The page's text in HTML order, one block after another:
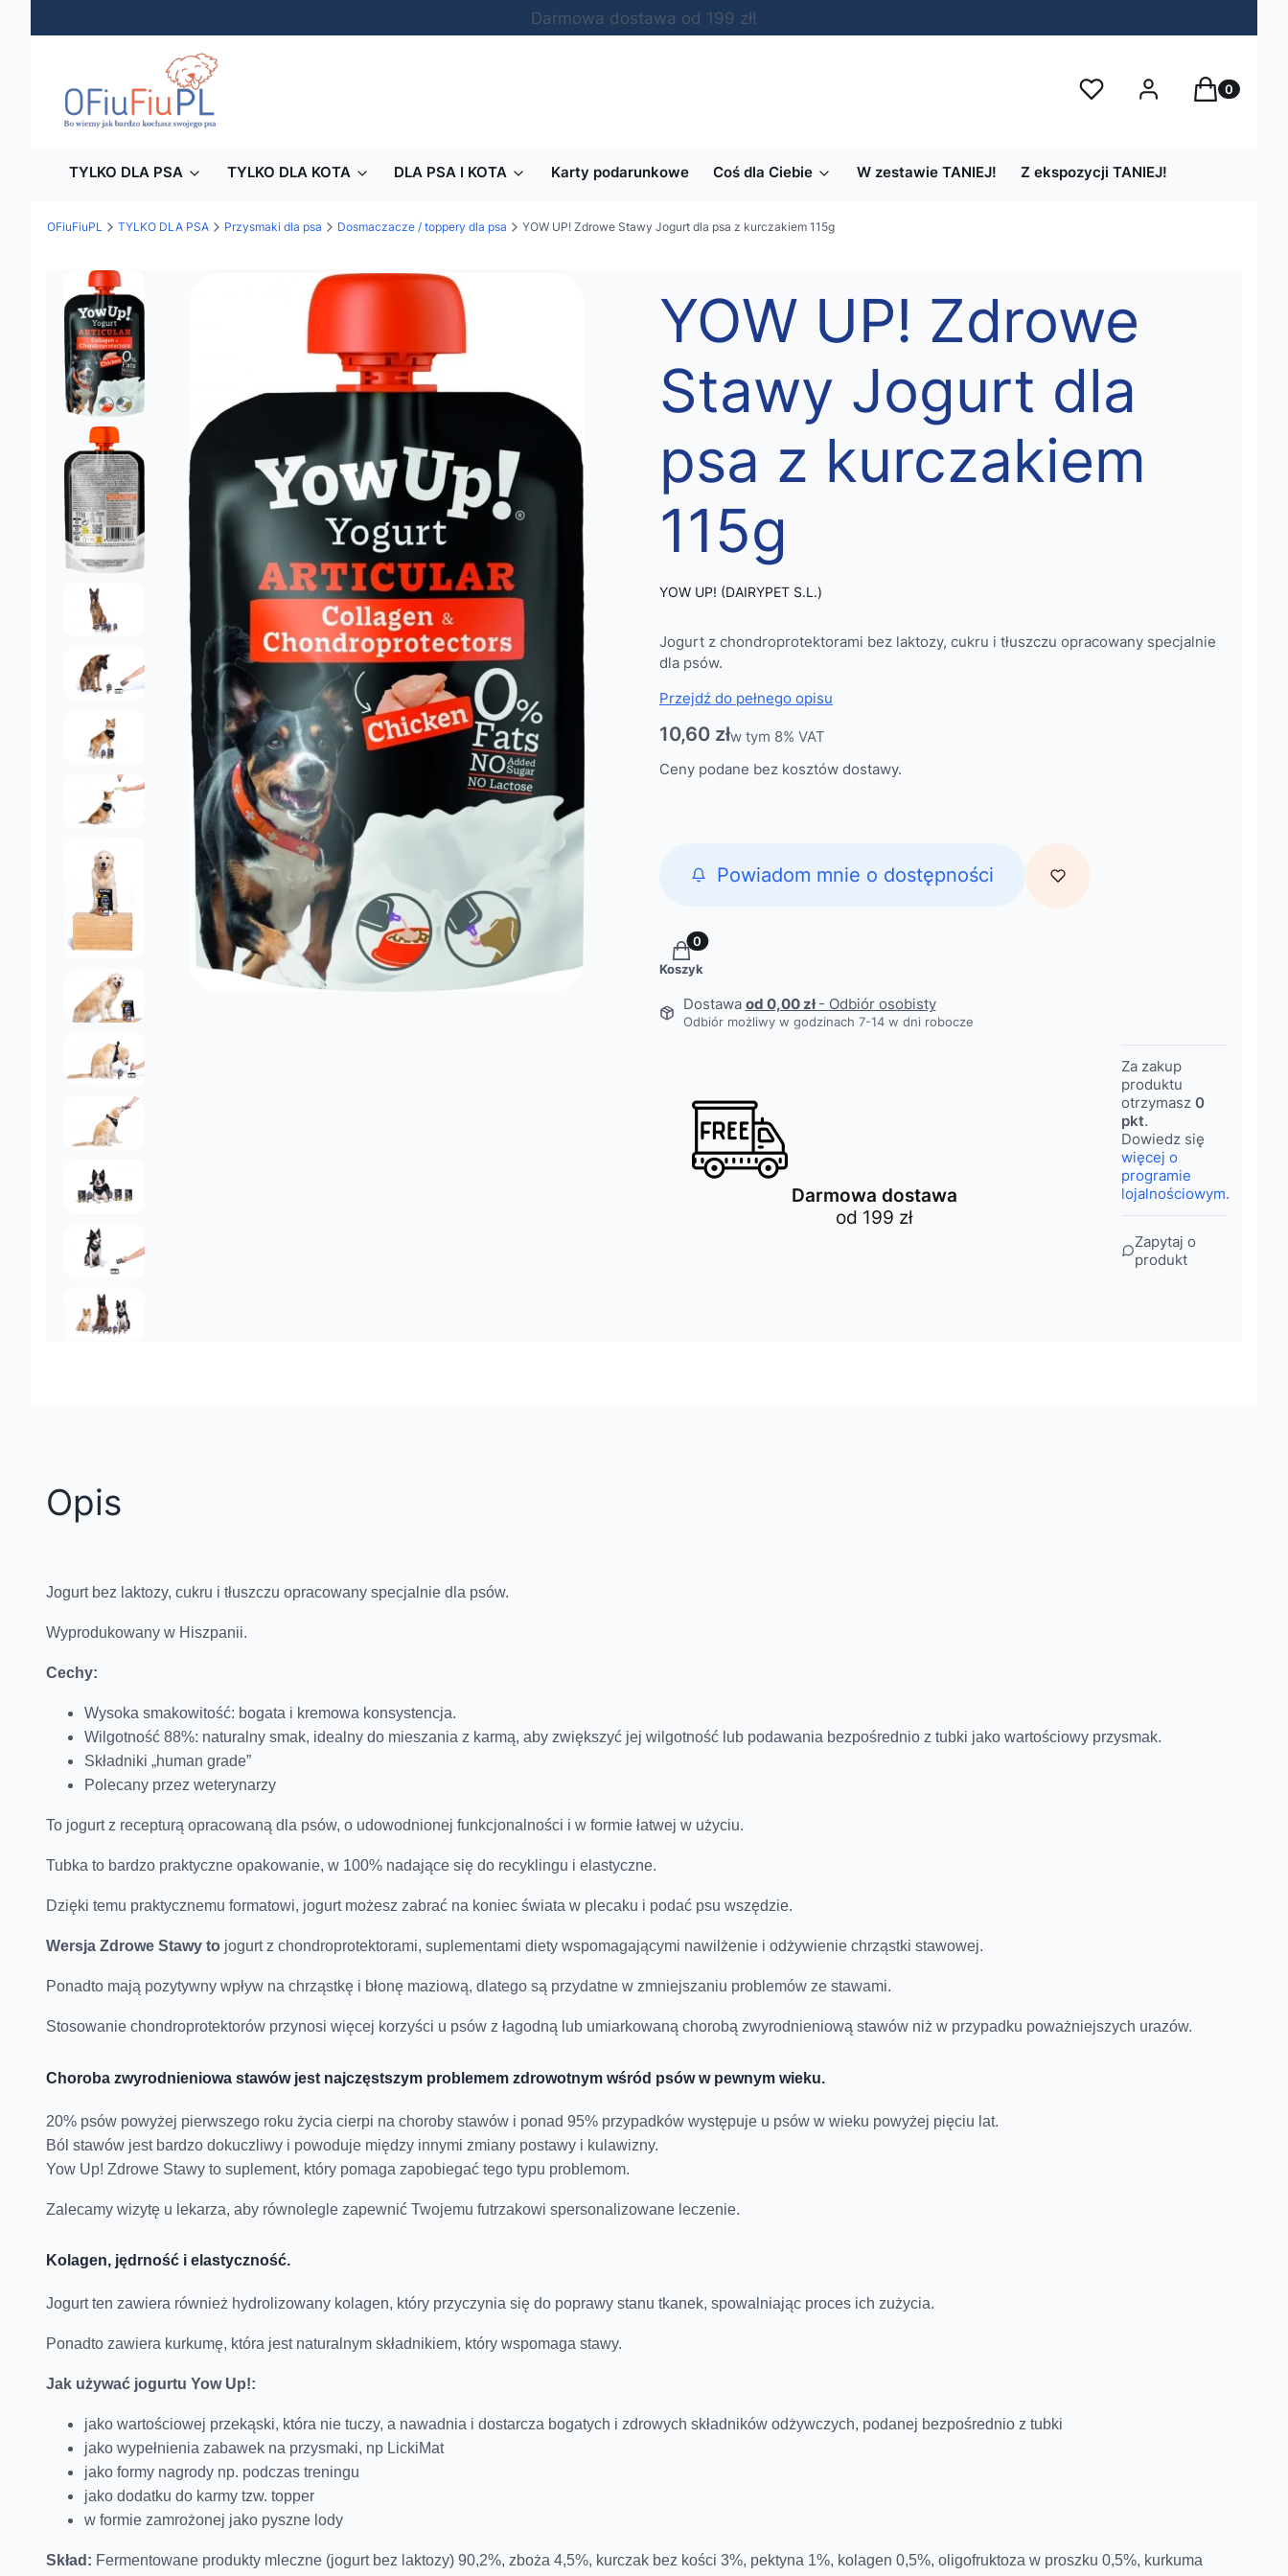
Darmowa dostawa od 199 zł!
Ulubione Zaloguj sięProdukty w
Koszyk
TYLKO DLA PSA TYLKO DLA KOTA DLA PSA I KOTA Karty podarunkowe Coś dla Ciebie W zestawie TANIEJ! Z ekspozycji TANIEJ!
OFiuFiuPL TYLKO DLA PSA Przysmaki dla psa Dosmaczacze / toppery dla psa YOW UP! Zdrowe Stawy Jogurt dla psa z kurczakiem 115g
YOW UP! Zdrowe
Stawy Jogurt dla
psa z kurczakiem
115g
YOW UP! (DAIRYPET S.L.)
Jogurt z chondroprotektorami bez laktozy, cukru i tłuszczu opracowany specjalnie
dla psów.
Przejdź do pełnego opisu
Cena
10,60 złw tym 8% VAT
w tym 8% VAT
Ceny podane bez kosztów dostawy.
Powiadom mnie o dostępności
Produkty w koszyku: 0. Zobacz szczegóły
Koszyk
Dostawa od 0,00 zł- Odbiór osobisty
Odbiór możliwy w godzinach 7-14 w dni robocze
Darmowa dostawa
od 199 zł
Za zakup
produktu
otrzymasz 0
pkt.
Dowiedz się
więcej o
programie
lojalnościowym.
Zapytaj o
produkt
Opis
Jogurt bez laktozy, cukru i tłuszczu opracowany specjalnie dla psów.
Wyprodukowany w Hiszpanii.
Cechy:
Wysoka smakowitość: bogata i kremowa konsystencja.
Wilgotność 88%: naturalny smak, idealny do mieszania z karmą, aby zwiększyć jej wilgotność lub podawania bezpośrednio z tubki jako wartościowy przysmak.
Składniki „human grade”
Polecany przez weterynarzy
To jogurt z recepturą opracowaną dla psów, o udowodnionej funkcjonalności i w formie łatwej w użyciu.
Tubka to bardzo praktyczne opakowanie, w 100% nadające się do recyklingu i elastyczne.
Dzięki temu praktycznemu formatowi, jogurt możesz zabrać na koniec świata w plecaku i podać psu wszędzie.
Wersja Zdrowe Stawy to jogurt z chondroprotektorami, suplementami diety wspomagającymi nawilżenie i odżywienie chrząstki stawowej.
Ponadto mają pozytywny wpływ na chrząstkę i błonę maziową, dlatego są przydatne w zmniejszaniu problemów ze stawami.
Stosowanie chondroprotektorów przynosi więcej korzyści u psów z łagodną lub umiarkowaną chorobą zwyrodnieniową stawów niż w przypadku poważniejszych urazów.
Choroba zwyrodnieniowa stawów jest najczęstszym problemem zdrowotnym wśród psów w pewnym wieku.
20% psów powyżej pierwszego roku życia cierpi na choroby stawów i ponad 95% przypadków występuje u psów w wieku powyżej pięciu lat.
Ból stawów jest bardzo dokuczliwy i powoduje między innymi zmiany postawy i kulawizny.
Yow Up! Zdrowe Stawy to suplement, który pomaga zapobiegać tego typu problemom.
Zalecamy wizytę u lekarza, aby równolegle zapewnić Twojemu futrzakowi spersonalizowane leczenie.
Kolagen, jędrność i elastyczność.
Jogurt ten zawiera również hydrolizowany kolagen, który przyczynia się do poprawy stanu tkanek, spowalniając proces ich zużycia.
Ponadto zawiera kurkumę, która jest naturalnym składnikiem, który wspomaga stawy.
Jak używać jogurtu Yow Up!:
jako wartościowej przekąski, która nie tuczy, a nawadnia i dostarcza bogatych i zdrowych składników odżywczych, podanej bezpośrednio z tubki
jako wypełnienia zabawek na przysmaki, np LickiMat
jako formy nagrody np. podczas treningu
jako dodatku do karmy tzw. topper
w formie zamrożonej jako pyszne lody
Skład: Fermentowane produkty mleczne (jogurt bez laktozy) 90,2%, zboża 4,5%, kurczak bez kości 3%, pektyna 1%, kolagen 0,5%, oligofruktoza w proszku 0,5%, kurkuma